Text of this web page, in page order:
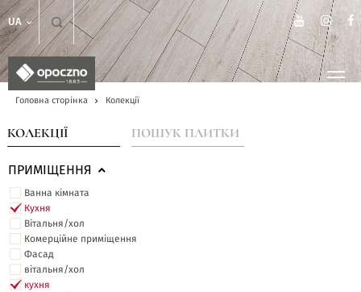
UA
Головна сторінка Колекції
КОЛЕКЦІЇ ПОШУК ПЛИТКИ
ПРИМІЩЕННЯ
Ванна кімната
Кухня
Вітальня/хол
Комерційне приміщення
Фасад
вітальня/хол
кухня